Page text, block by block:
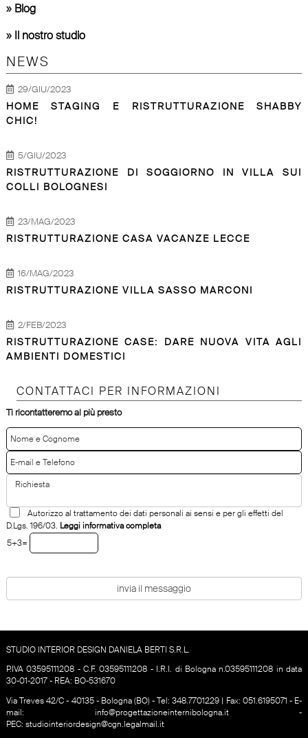
» Blog
» Il nostro studio
NEWS
29/GIU/2023
HOME STAGING E RISTRUTTURAZIONE SHABBY
CHIC!
5/GIU/2023
RISTRUTTURAZIONE DI SOGGIORNO IN VILLA SUI
COLLI BOLOGNESI
23/MAG/2023
RISTRUTTURAZIONE CASA VACANZE LECCE
16/MAG/2023
RISTRUTTURAZIONE VILLA SASSO MARCONI
2/FEB/2023
RISTRUTTURAZIONE CASE: DARE NUOVA VITA AGLI
AMBIENTI DOMESTICI
CONTATTACI PER INFORMAZIONI
Ti ricontatteremo al più presto
Autorizzo al trattamento dei dati personali ai sensi e per gli effetti del
D.Lgs. 196/03. Leggi informativa completa
5+3=
STUDIO INTERIOR DESIGN DANIELA BERTI S.R.L.
P.IVA 03595111208 - C.F. 03595111208 - I.R.I. di Bologna n.03595111208 in data
30-01-2017 - REA: BO-531670
Via Treves 42/C - 40135 - Bologna (BO) - Tel:348.7701229‬ | Fax: 051.6195071 - E-
mail: info@progettazioneinternibologna.it-
PEC: studiointeriordesign@cgn.legalmail.it